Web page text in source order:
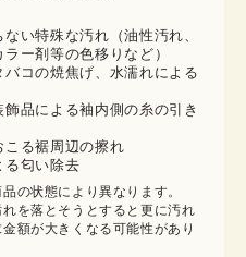
い特殊な汚れ（油性汚れ、
ー剤等の色移りなど）
バコの焼焦げ、水濡れによる
品による袖内側の糸の引き
こる裾周辺の擦れ
る匂い除去
の状態により異なります。
を落とそうとすると更に汚れ
額が大きくなる可能性があり